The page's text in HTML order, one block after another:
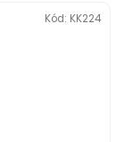
Kód: KK224